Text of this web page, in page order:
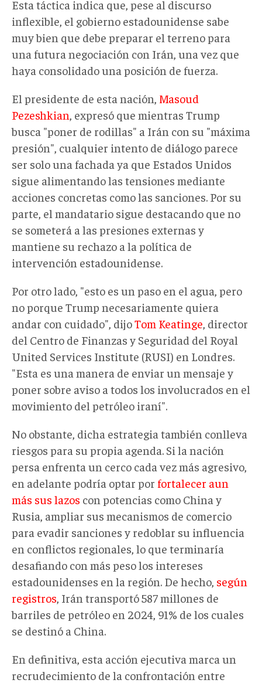
Esta táctica indica que, pese al discurso
inflexible, el gobierno estadounidense sabe
muy bien que debe preparar el terreno para
una futura negociación con Irán, una vez que
haya consolidado una posición de fuerza.
El presidente de esta nación, Masoud
Pezeshkian , expresó que mientras Trump
busca "poner de rodillas" a Irán con su "máxima
presión", cualquier intento de diálogo parece
ser solo una fachada ya que Estados Unidos
sigue alimentando las tensiones mediante
acciones concretas como las sanciones. Por su
parte, el mandatario sigue destacando que no
se someterá a las presiones externas y
mantiene su rechazo a la política de
intervención estadounidense.
Por otro lado, "esto es un paso en el agua, pero
no porque Trump necesariamente quiera
andar con cuidado", dijoTom Keatinge , director
del Centro de Finanzas y Seguridad del Royal
United Services Institute (RUSI) en Londres.
"Esta es una manera de enviar un mensaje y
poner sobre aviso a todos los involucrados en el
movimiento del petróleo iraní".
No obstante, dicha estrategia también conlleva
riesgos para su propia agenda. Si la nación
persa enfrenta un cerco cada vezmás agresivo,
en adelante podría optar por fortalecer aun
más sus lazos con potencias como China y
Rusia, ampliar sus mecanismos de comercio
para evadir sanciones y redoblar su influencia
en conflictos regionales lo que terminaría
desafiando con más peso los intereses
estadounidenses en la región. De hecho, según
registros , Irán transportó 587 millones de
barriles de petróleo en 2024, 91% de los cuales
se destinó a China.
En definitiva, esta acción ejecutiva marca un
recrudecimiento de la confrontación entre